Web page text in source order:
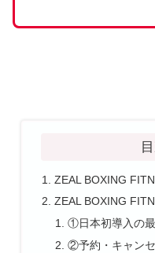
ZEAL BOXING
ZEAL BOXING
①日本初導入の
②予約・キャン